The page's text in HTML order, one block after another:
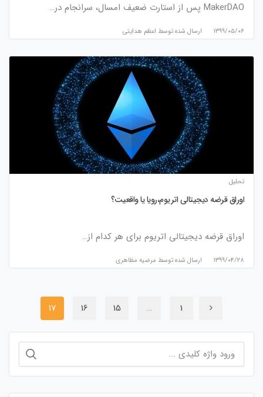
MakerDAO پس از استارت ضعیف امسال، سرانجام در…
۱۳۹۹/۰۵/۰۶ ارسال شده توسط اعظم هدایتی
تحلیل
اوراق قرضه دیجیتالی اتریوم،رویا یا واقعیت؟
اوراق قرضه دیجیتالی اتریوم برای هر کدام از…
۱۳۹۹/۰۴/۲۸ ارسال شده توسط مرضیه مظاهری
1
…
15
16
17
برای: